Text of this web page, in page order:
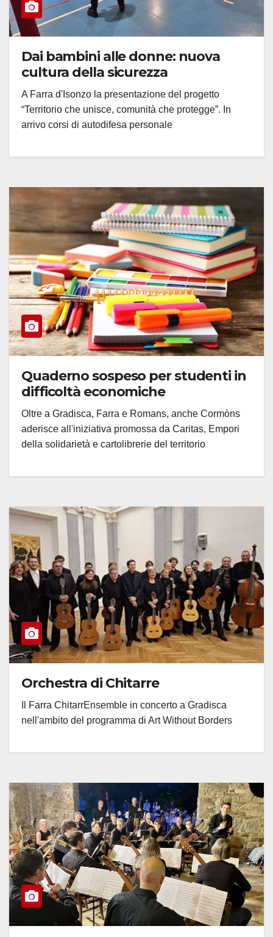
Dai bambini alle donne: nuova
cultura della sicurezza
A Farra d'Isonzo la presentazione del progetto
“Territorio che unisce, comunità che protegge”. In
arrivo corsi di autodifesa personale
Quaderno sospeso per studenti in
difficoltà economiche
Oltre a Gradisca, Farra e Romans, anche Cormòns
aderisce all'iniziativa promossa da Caritas, Empori
della solidarietà e cartolibrerie del territorio
Orchestra di Chitarre
Il Farra ChitarrEnsemble in concerto a Gradisca
nell'ambito del programma di Art Without Borders